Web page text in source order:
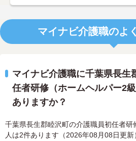
マイナビ介護職のよ
マイナビ介護職に千葉県長生
任者研修（ホームヘルパー2
ありますか？
千葉県長生郡睦沢町の介護職員初任者
人は2件あります（2026年08月08日更